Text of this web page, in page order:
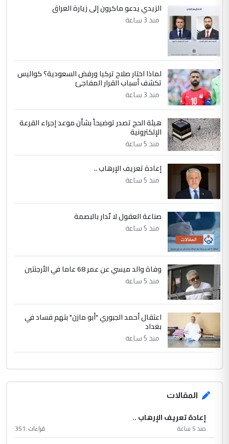
إكمال دراستي داخل ...
الموضوع :
السعودية توافق على الاستمرار في
جامعاتها سنويا
5 عبد الأمير جاسم هليل
التعليق : نحن اباء الطلاب الأوائل على العراق
نتشرف بلقاء السيد احمد الصافي في العتبات
الموضوع :
مكتب السيد احمد الصافي : لا يوجود
لدينا اي حساب على الفيس بوك وتويتر
الزيدي يدعو ماكرون إلى زيارة العراق
منذ 3 ساعة
لماذا اختار صلاح تركيا ورفض السعودية؟ كواليس
تكشف أسباب القرار المفاجئ
منذ 3 ساعة
هيئة الحج تصدر توضيحاً بشأن موعد إجراء القرعة
الإلكترونية
منذ 5 ساعة
إعادة تعريف الإرهاب ..
منذ 5 ساعة
صناعة العقول لا تُدار بالبصمة
منذ 5 ساعة
وفاة والد ميسي عن عمر 68 عاما في الأرجنتين
منذ 5 ساعة
اعتقال أحمد الجبوري "أبو مازن" بتهم فساد في
بغداد
منذ 5 ساعة
المقالات
إعادة تعريف الإرهاب ..
منذ 5 ساعة قراءات :351